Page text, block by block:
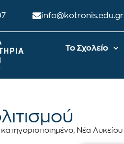
info@kotronis.edu.gr
Το Σχολείο
, Νέα Λυκείου